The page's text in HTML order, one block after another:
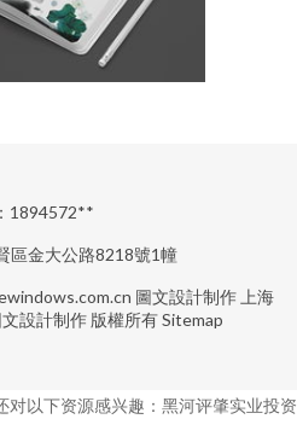
1894572**
區金大公路8218號1幢
圖文設計制作 上海
文設計制作 版權所有Sitemap
对以下资源感兴趣：黑河评肇实业投资